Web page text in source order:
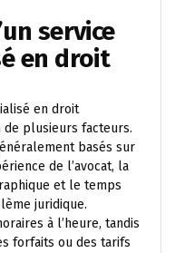
service
en droit
en droit
plusieurs facteurs.
basés sur
de l’avocat, la
et le temps
juridique.
à l’heure, tandis
forfaits ou des tarifs